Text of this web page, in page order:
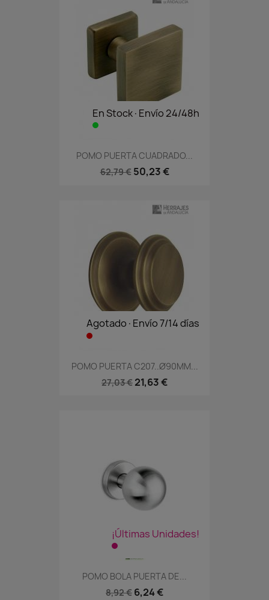
En Stock·Envío 24/48h
POMO PUERTA CUADRADO...
62,79 € 50,23 €
Agotado·Envío 7/14 días
POMO PUERTA C207..Ø90MM...
27,03 € 21,63 €
¡Últimas Unidades!
POMO BOLA PUERTA DE...
8,92 € 6,24 €